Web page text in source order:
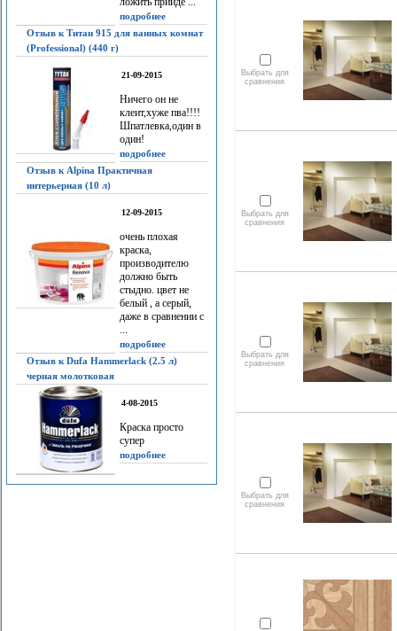
подробнее
Отзыв к Титан 915 для ванных комнат
(Professional) (440 г)
21-09-2015
Ничего он не
клеит,хуже пва!!!!
Шпатлевка,один в
один!
подробнее
Отзыв к Alpina Практичная
интерьерная (10 л)
12-09-2015
очень плохая
краска,
производителю
должно быть
стыдно. цвет не
белый , а серый,
даже в сравнении с
...
подробнее
Отзыв к Dufa Hammerlack (2.5 л)
черная молотковая
4-08-2015
Краска просто
супер
подробнее
Выбрать для
сравнения
Выбрать для
сравнения
Выбрать для
сравнения
Выбрать для
сравнения